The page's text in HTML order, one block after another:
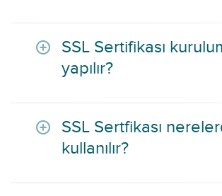
SSL Sertifikası
yapılır?
SSL Sertfikası
kullanılır?